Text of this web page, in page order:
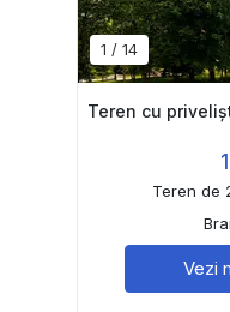
1 / 14
Teren cu
Teren de
Vezi